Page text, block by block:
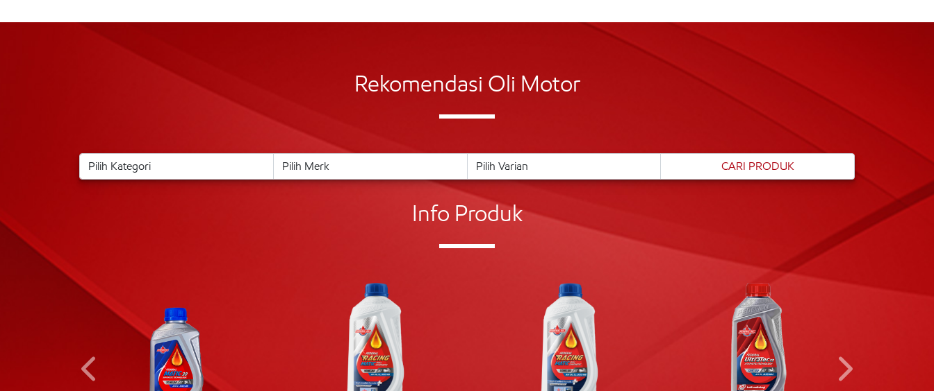
Rekomendasi Oli Motor
Info Produk